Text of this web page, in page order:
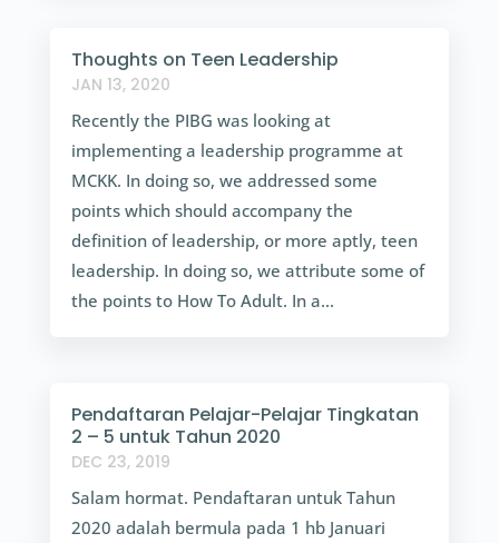
Thoughts on Teen Leadership
JAN 13, 2020
Recently the PIBG was looking at
implementing a leadership programme at
MCKK. In doing so, we addressed some
points which should accompany the
definition of leadership, or more aptly, teen
leadership. In doing so, we attribute some of
the points to How To Adult. In a...
Pendaftaran Pelajar-Pelajar Tingkatan
2 – 5 untuk Tahun 2020
DEC 23, 2019
Salam hormat. Pendaftaran untuk Tahun
2020 adalah bermula pada 1 hb Januari